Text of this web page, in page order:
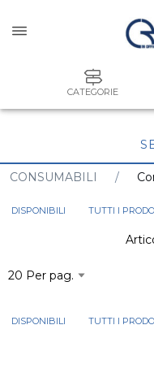
CATEGORIE
CONSUMABILI
DISPONIBILI TUTTI I
DISPONIBILI TUTTI I